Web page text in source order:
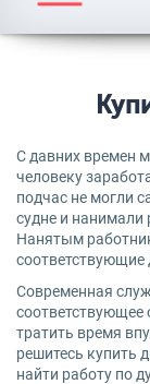
С давних времен
человеку
подчас не могли
судне и нанимали
Нанятым
соответствующие
Современная
соответствующее
тратить время
решитесь купить
найти работу по